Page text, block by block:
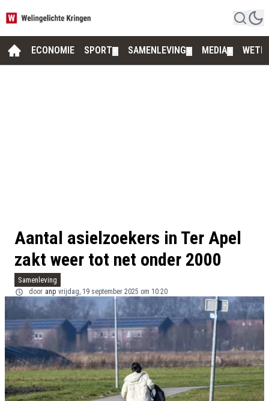
ECONOMIE SPORT SAMENLEVING MEDIA
Aantal asielzoekers in Ter Apel
zakt weer tot net onder 2000
Samenleving
door anp vrijdag, 19 september 2025 om 10:20